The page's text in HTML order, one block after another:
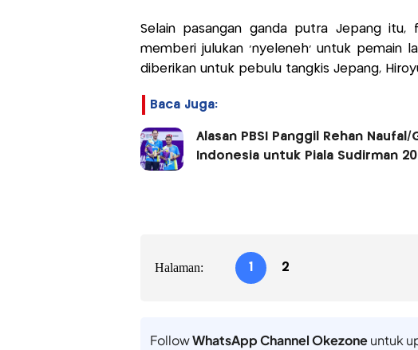
Selain pasangan ganda putra Jepang itu,
memberi julukan ‘nyeleneh’ untuk pemain
diberikan untuk pebulu tangkis Jepang,
Baca Juga:
Alasan PBSI Panggil Rehan
Indonesia untuk Piala Sudirman
Halaman: 1 2
FollowWhatsApp Channel Okezoneuntuk